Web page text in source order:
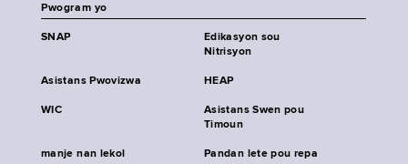
Pwogram yo
SNAP
Edikasyon sou
Nitrisyon
Asistans Pwovizwa HEAP
WIC
Asistans Swen pou
Timoun
manje nan lekol
Pandan lete pou repa